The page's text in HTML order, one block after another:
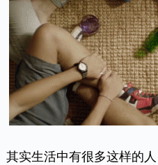
其实生活中有很多这样的人